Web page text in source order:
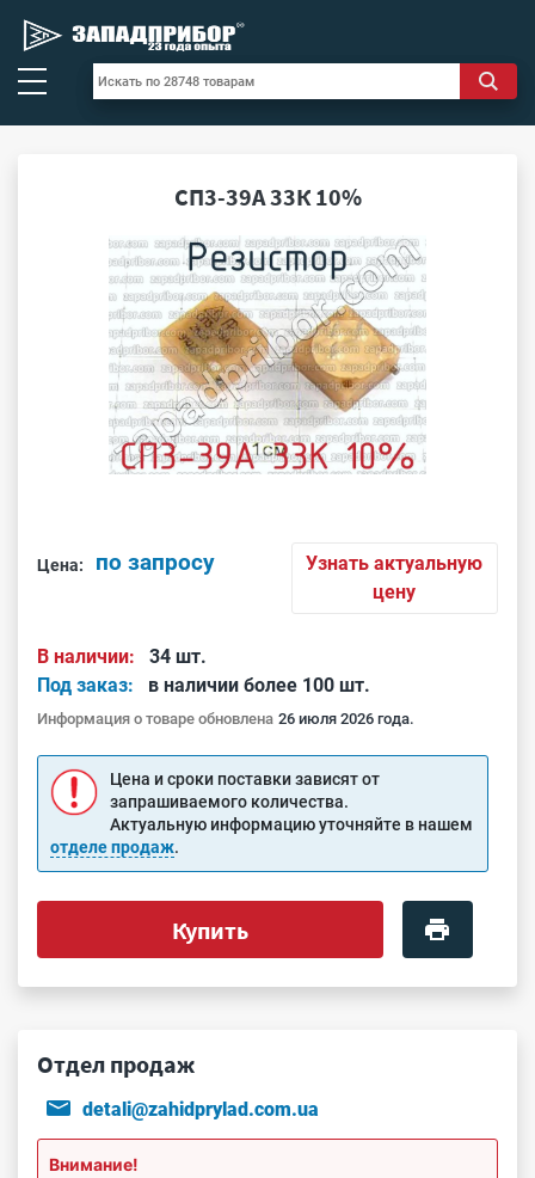
СП3-39А 33К 10%
Цена: по запросу
Узнать актуальную
цену
В наличии:
34 шт.
Под заказ:
в наличии более 100 шт.
Информация о товаре обновлена 26 июля 2026 года.
Цена и сроки поставки зависят от
запрашиваемого количества.
Актуальную информацию уточняйте в нашем
отделе продаж.
Купить
Отдел продаж
detali@zahidprylad.com.ua
Внимание!